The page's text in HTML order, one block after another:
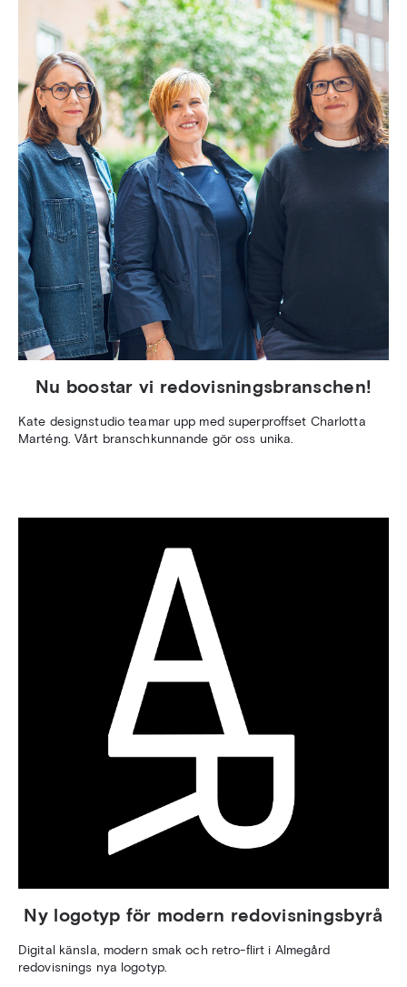
Nu boostar vi redovisningsbranschen!
Kate designstudio teamar upp med superproffset Charlotta
Marténg. Vårt branschkunnande gör oss unika.
Ny logotyp för modern redovisningsbyrå
Digital känsla, modern smak och retro-flirt i Almegård
redovisnings nya logotyp.